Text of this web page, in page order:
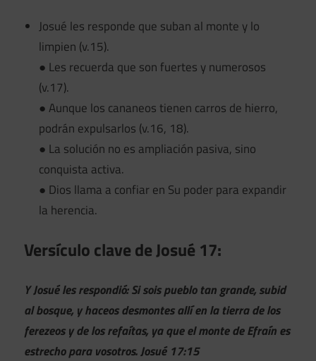
Josué les responde que suban al monte y lo
limpien (v.15).
● Les recuerda que son fuertes y numerosos
(v.17).
● Aunque los cananeos tienen carros de hierro,
podrán expulsarlos (v.16, 18).
● La solución no es ampliación pasiva, sino
conquista activa.
● Dios llama a confiar en Su poder para expandir
la herencia.
Versículo clave de Josué 17:
Y Josué les respondió: Si sois pueblo tan grande, subid
al bosque, y haceos desmontes allí en la tierra de los
ferezeos y de los refaítas, ya que el monte de Efraín es
estrecho para vosotros. Josué 17:15